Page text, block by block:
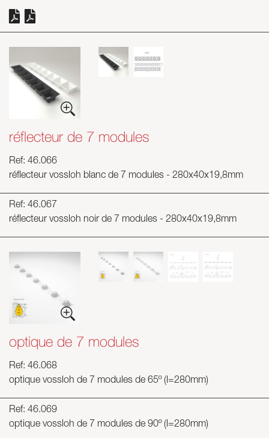
réflecteur de 7 modules
Ref: 46.066
réflecteur vossloh blanc de 7 modules - 280x40x19,8mm
Ref: 46.067
réflecteur vossloh noir de 7 modules - 280x40x19,8mm
optique de 7 modules
Ref: 46.068
optique vossloh de 7 modules de 65º (l=280mm)
Ref: 46.069
optique vossloh de 7 modules de 90º (l=280mm)